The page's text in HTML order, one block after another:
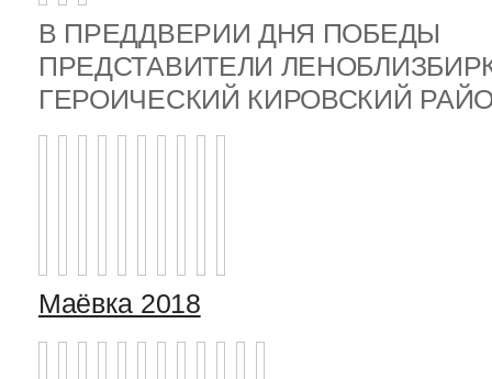
В ПРЕДДВЕРИИ ДНЯ ПОБЕДЫ
ПРЕДСТАВИТЕЛИ
ГЕРОИЧЕСКИЙ КИРОВСКИЙ
Маёвка 2018